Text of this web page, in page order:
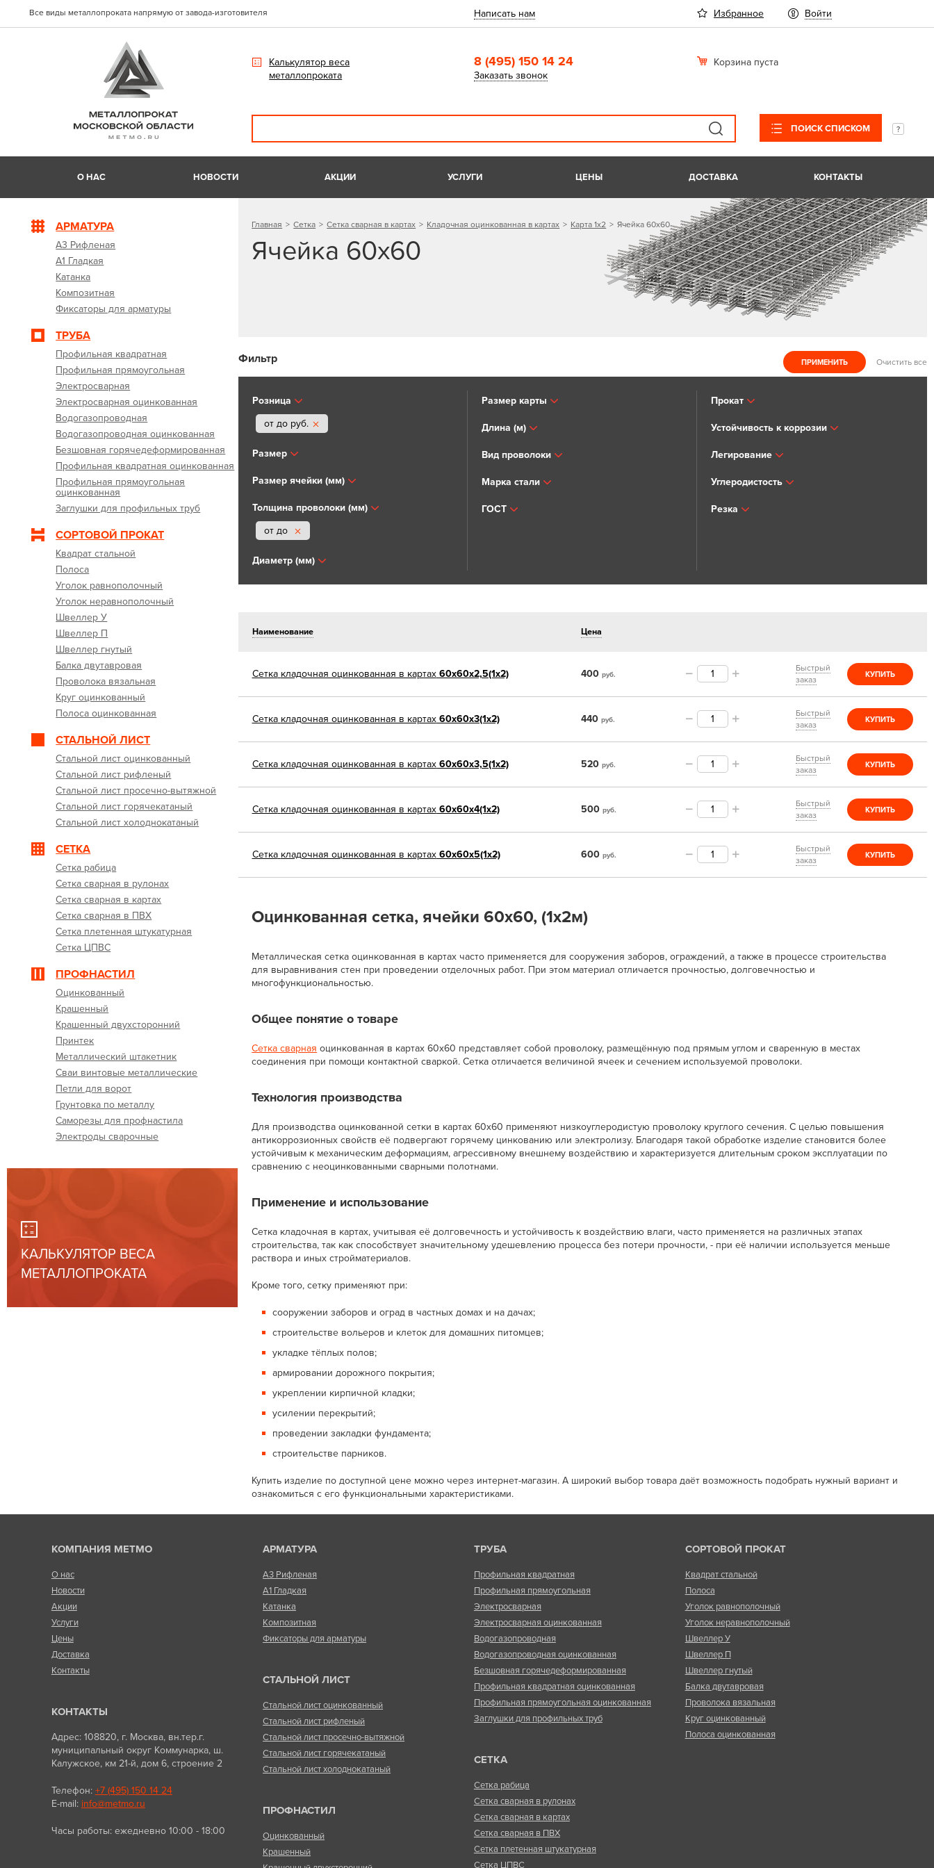
Все виды металлопроката напрямую от завода-изготовителя Написать нам Избранное Войти
Калькулятор веса
металлопроката
8 (495) 150 14 24
Заказать звонок
Корзина пуста
ПОИСК СПИСКОМ
О НАС НОВОСТИ АКЦИИ УСЛУГИ ЦЕНЫ ДОСТАВКА КОНТАКТЫ
АРМАТУРА
А3 Рифленая
А1 Гладкая
Катанка
Композитная
Фиксаторы для арматуры
ТРУБА
Профильная квадратная
Профильная прямоугольная
Электросварная
Электросварная оцинкованная
Водогазопроводная
Водогазопроводная оцинкованная
Безшовная горячедеформированная
Профильная квадратная оцинкованная
Профильная прямоугольная
оцинкованная
Заглушки для профильных труб
СОРТОВОЙ ПРОКАТ
Квадрат стальной
Полоса
Уголок равнополочный
Уголок неравнополочный
Швеллер У
Швеллер П
Швеллер гнутый
Балка двутавровая
Проволока вязальная
Круг оцинкованный
Полоса оцинкованная
СТАЛЬНОЙ ЛИСТ
Стальной лист оцинкованный
Стальной лист рифленый
Стальной лист просечно-вытяжной
Стальной лист горячекатаный
Стальной лист холоднокатаный
СЕТКА
Сетка рабица
Сетка сварная в рулонах
Сетка сварная в картах
Сетка сварная в ПВХ
Сетка плетенная штукатурная
Сетка ЦПВС
ПРОФНАСТИЛ
Оцинкованный
Крашенный
Крашенный двухсторонний
Принтек
Металлический штакетник
Сваи винтовые металлические
Петли для ворот
Грунтовка по металлу
Саморезы для профнастила
Электроды сварочные
КАЛЬКУЛЯТОР ВЕСА
МЕТАЛЛОПРОКАТА
Главная Сетка Сетка сварная в картах Кладочная оцинкованная в картах Карта 1х2 Ячейка 60х60
Ячейка 60х60
Фильтр Очистить все
Розница
от до руб.
Размер
Размер ячейки (мм)
Толщина проволоки (мм)
от до
Диаметр (мм)
Размер карты
Длина (м)
Вид проволоки
Марка стали
ГОСТ
Прокат
Устойчивость к коррозии
Легирование
Углеродистость
Резка
Наименование Цена
Сетка кладочная оцинкованная в картах60х60х2,5(1х2) 400 руб.
Быстрый
заказ
КУПИТЬ
Сетка кладочная оцинкованная в картах60х60х3(1х2) 440 руб.
Быстрый
заказ
КУПИТЬ
Сетка кладочная оцинкованная в картах60х60х3,5(1х2) 520 руб.
Быстрый
заказ
КУПИТЬ
Сетка кладочная оцинкованная в картах60х60х4(1х2) 500 руб.
Быстрый
заказ
КУПИТЬ
Сетка кладочная оцинкованная в картах60х60х5(1х2) 600 руб.
Быстрый
заказ
КУПИТЬ
Оцинкованная сетка, ячейки 60х60, (1х2м)
Металлическая сетка оцинкованная в картах часто применяется для сооружения заборов, ограждений, а также в процессе строительства
для выравнивания стен при проведении отделочных работ. При этом материал отличается прочностью, долговечностью и
многофункциональностью.
Общее понятие о товаре
Сетка сварная оцинкованная в картах 60х60 представляет собой проволоку, размещённую под прямым углом и сваренную в местах
соединения при помощи контактной сваркой. Сетка отличается величиной ячеек и сечением используемой проволоки.
Технология производства
Для производства оцинкованной сетки в картах 60х60 применяют низкоуглеродистую проволоку круглого сечения. С целью повышения
антикоррозионных свойств её подвергают горячему цинкованию или электролизу. Благодаря такой обработке изделие становится более
устойчивым к механическим деформациям, агрессивному внешнему воздействию и характеризуется длительным сроком эксплуатации по
сравнению с неоцинкованными сварными полотнами.
Применение и использование
Сетка кладочная в картах, учитывая её долговечность и устойчивость к воздействию влаги, часто применяется на различных этапах
строительства, так как способствует значительному удешевлению процесса без потери прочности, - при её наличии используется меньше
раствора и иных стройматериалов.
Кроме того, сетку применяют при:
сооружении заборов и оград в частных домах и на дачах;
строительстве вольеров и клеток для домашних питомцев;
укладке тёплых полов;
армировании дорожного покрытия;
укреплении кирпичной кладки;
усилении перекрытий;
проведении закладки фундамента;
строительстве парников.
Купить изделие по доступной цене можно через интернет-магазин. А широкий выбор товара даёт возможность подобрать нужный вариант и
ознакомиться с его функциональными характеристиками.
КОМПАНИЯ МЕТМО
О нас
Новости
Акции
Услуги
Цены
Доставка
Контакты
КОНТАКТЫ
Адрес: 108820, г. Москва, вн.тер.г.
муниципальный округ Коммунарка, ш.
Калужское, км 21-й, дом 6, строение 2
Телефон: +7 (495) 150 14 24
E-mail: info@metmo.ru
Часы работы: ежедневно 10:00 - 18:00
АРМАТУРА
А3 Рифленая
А1 Гладкая
Катанка
Композитная
Фиксаторы для арматуры
СТАЛЬНОЙ ЛИСТ
Стальной лист оцинкованный
Стальной лист рифленый
Стальной лист просечно-вытяжной
Стальной лист горячекатаный
Стальной лист холоднокатаный
ПРОФНАСТИЛ
Оцинкованный
Крашенный
ТРУБА
Профильная квадратная
Профильная прямоугольная
Электросварная
Электросварная оцинкованная
Водогазопроводная
Водогазопроводная оцинкованная
Безшовная горячедеформированная
Профильная квадратная оцинкованная
Профильная прямоугольная оцинкованная
Заглушки для профильных труб
СЕТКА
Сетка рабица
Сетка сварная в рулонах
Сетка сварная в картах
Сетка сварная в ПВХ
Сетка плетенная штукатурная
Сетка ЦПВС
СОРТОВОЙ ПРОКАТ
Квадрат стальной
Полоса
Уголок равнополочный
Уголок неравнополочный
Швеллер У
Швеллер П
Швеллер гнутый
Балка двутавровая
Проволока вязальная
Круг оцинкованный
Полоса оцинкованная